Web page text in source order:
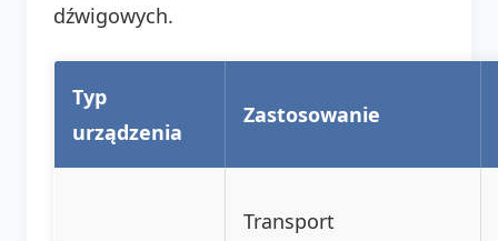
dźwigowych.
Typ
urządzenia
Zastosowanie
Transport